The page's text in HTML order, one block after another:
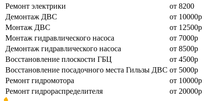
Ремонт электрики
от 8200
Демонтаж ДВС
от 10000р
Монтаж ДВС
от 12500р
Монтаж гидравлического насоса
от 7000р
Демонтаж гидравлического насоса
от 8500р
Восстановление плоскости ГБЦ
от 4500р
Восстановление посадочного места Гильзы ДВС от 5000р
Ремонт гидромотора
от 10000р
Ремонт гидрораспределителя
от 20000р